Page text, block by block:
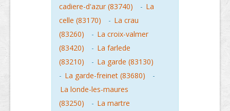
cadiere-d'azur (83740)
- La
celle (83170)
- La crau
(83260)
- La croix-valmer
(83420)
- La farlede
(83210)
- La garde (83130)
- La garde-freinet (83680)
-
La londe-les-maures
(83250)
- La martre